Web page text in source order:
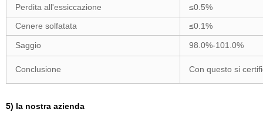
Perdita all'essiccazione
≤0.5%
Cenere solfatata
≤0.1%
Saggio 98.0%-101.0%
Conclusione Con questo si
5) la nostra azienda